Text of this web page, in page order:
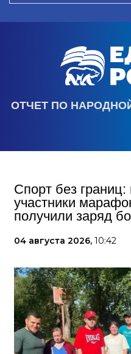
ОТЧЕТ ПО
Спорт без
участники
получили заряд
04 августа 2026, 10:42